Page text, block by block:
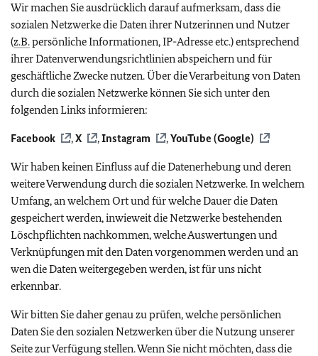
Wir machen Sie ausdrücklich darauf aufmerksam, dass die
sozialen Netzwerke die Daten ihrer Nutzerinnen und Nutzer
(z.B.persönliche Informationen, IP-Adresse etc.) entsprechend
ihrer Datenverwendungsrichtlinien abspeichern und für
geschäftliche Zwecke nutzen. Über die Verarbeitung von Daten
durch die sozialen Netzwerke können Sie sich unter den
folgenden Links informieren:
Facebook ,X ,Instagram ,YouTube (Google)
Wir haben keinen Einfluss auf die Datenerhebung und deren
weitere Verwendung durch die sozialen Netzwerke. In welchem
Umfang, an welchem Ort und für welche Dauer die Daten
gespeichert werden, inwieweit die Netzwerke bestehenden
Löschpflichten nachkommen, welche Auswertungen und
Verknüpfungen mit den Daten vorgenommen werden und an
wen die Daten weitergegeben werden, ist für uns nicht
erkennbar.
Wir bitten Sie daher genau zu prüfen, welche persönlichen
Daten Sie den sozialen Netzwerken über die Nutzung unserer
Seite zur Verfügung stellen. Wenn Sie nicht möchten, dass die